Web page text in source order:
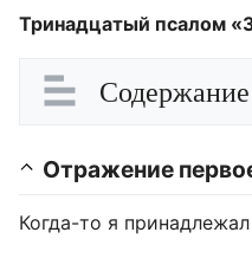
Тринадцатый псалом
Содержание
Отражение
Когда-то я